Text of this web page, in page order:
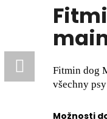
produktu
je
hvězdiček.
Fitmin dog
všechny
Možnosti